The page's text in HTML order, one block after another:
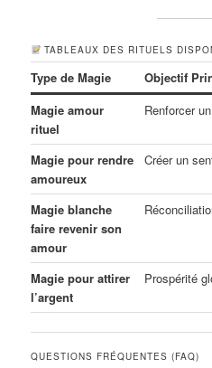
TABLEAUX DES RITUELS
Type de Magie Objectif
Magie amour
rituel
Renforcer
Magie pour rendre
amoureux
Créer un
Magie blanche
faire revenir son
amour
Magie pour attirer
l’argent
Prospérité
QUESTIONS FRÉQUENTES (FAQ)